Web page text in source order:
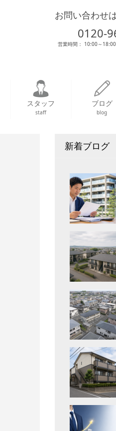
お問い合わせ
0120-
営業時間： 10:00～18:00
スタッフ
staff
ブログ
blog
新着ブログ